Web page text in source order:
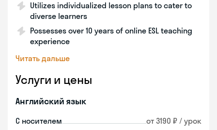
Utilizes individualized lesson plans to cater to
diverse learners
Possesses over 10 years of online ESL teaching
experience
Читать дальше
Услуги и цены
Английский язык
С носителем от 3190 ₽ / урок